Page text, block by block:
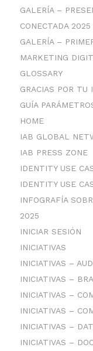
GALERÍA –
CONECTADA 2025
GALERÍA –
MARKETING
GLOSSARY
GRACIAS POR TU
GUÍA
HOME
IAB GLOBAL
IAB PRESS ZONE
IDENTITY USE
IDENTITY USE
INFOGRAFÍA
2025
INICIAR SESIÓN
INICIATIVAS
INICIATIVAS –
INICIATIVAS –
INICIATIVAS –
INICIATIVAS –
INICIATIVAS –
INICIATIVAS –